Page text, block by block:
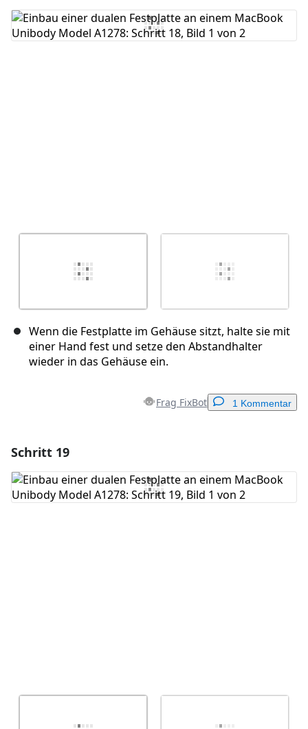
Kommentar hinzufügen
Wenn die Festplatte im Gehäuse sitzt, halte sie mit
einer Hand fest und setze den Abstandhalter
wieder in das Gehäuse ein.
Frag FixBot 1 Kommentar
Kommentar hinzufügen
Schritt 19